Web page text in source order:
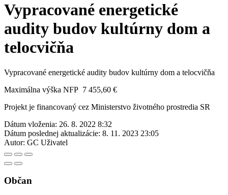
Vypracované energetické
audity budov kultúrny dom a
telocvičňa
Vypracované energetické audity budov kultúrny dom a telocvičňa
Maximálna výška NFP 7 455,60 €
Projekt je financovaný cez Ministerstvo životného prostredia SR
Dátum vloženia: 26. 8. 2022 8:32
Dátum poslednej aktualizácie: 8. 11. 2023 23:05
Autor: GC Uživatel
Občan